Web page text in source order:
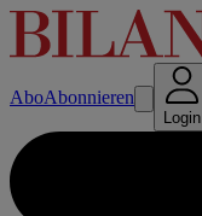
AboAbonnieren
Login